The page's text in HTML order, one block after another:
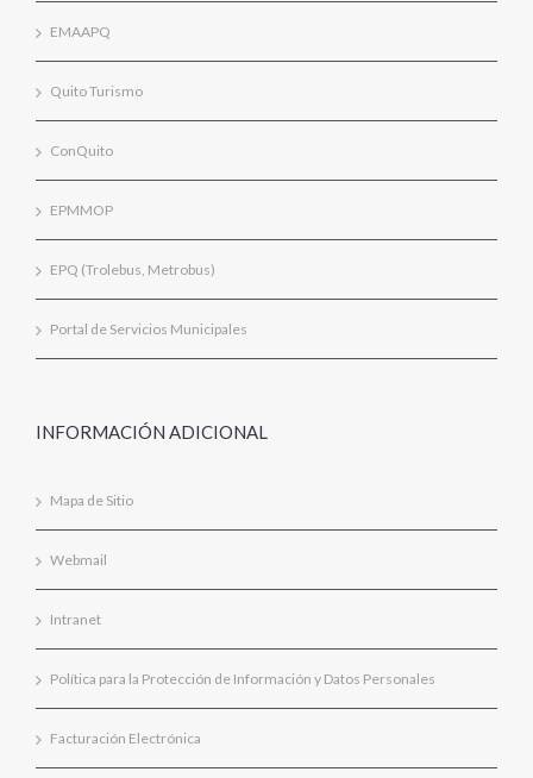
EMAAPQ
Quito Turismo
ConQuito
EPMMOP
EPQ (Trolebus, Metrobus)
Portal de Servicios Municipales
INFORMACIÓN ADICIONAL
Mapa de Sitio
Webmail
Intranet
Política para la Protección de Información y Datos Personales
Facturación Electrónica